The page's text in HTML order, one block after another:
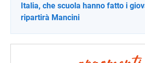
Italia, che scuola hanno fatto i
ripartirà Mancini